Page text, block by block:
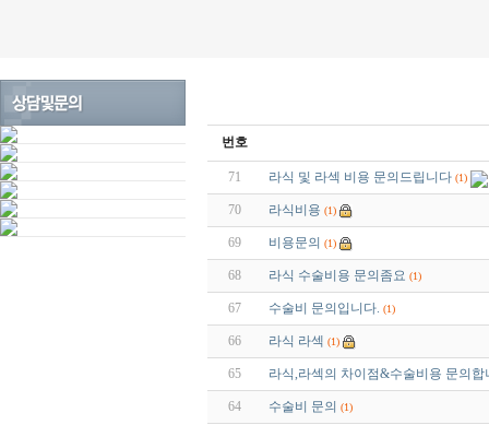
번호
71 라식 및 라섹 비용 문의드립니다 (1)
70 라식비용 (1)
69 비용문의 (1)
68 라식 수술비용 문의좀요 (1)
67 수술비 문의입니다. (1)
66 라식 라섹 (1)
65 라식,라섹의 차이점&수술비용 문의합
64 수술비 문의 (1)